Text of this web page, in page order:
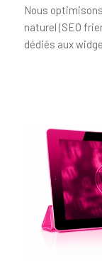
Nous
naturel (SEO
dédiés aux